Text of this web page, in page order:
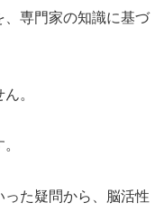
専門家の知識に基づ
。
た疑問から、脳活性